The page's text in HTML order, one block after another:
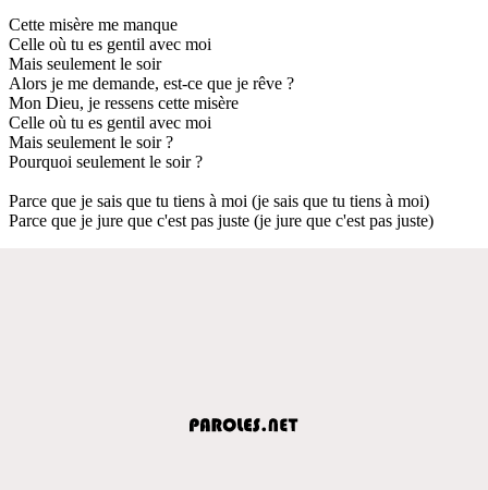
Cette misère me manque
Celle où tu es gentil avec moi
Mais seulement le soir
Alors je me demande, est-ce que je rêve ?
Mon Dieu, je ressens cette misère
Celle où tu es gentil avec moi
Mais seulement le soir ?
Pourquoi seulement le soir ?
Parce que je sais que tu tiens à moi (je sais que tu tiens à moi)
Parce que je jure que c'est pas juste (je jure que c'est pas juste)